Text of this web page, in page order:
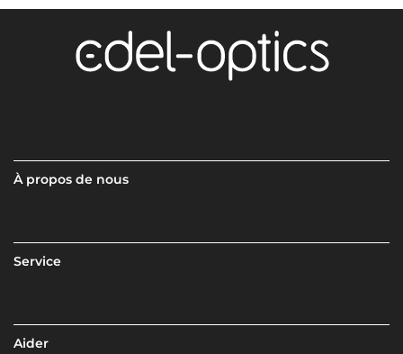
À propos de nous
Service
Aider